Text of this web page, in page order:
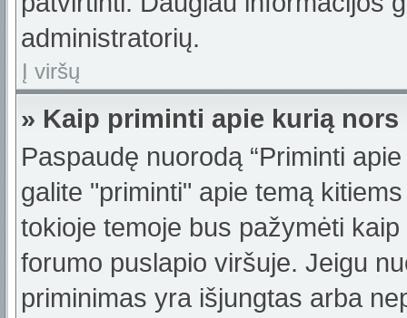
administratorių.
Į viršų
» Kaip priminti apie kurią nors
Paspaudę nuorodą “Priminti
galite "priminti" apie temą
tokioje temoje bus pažymėti
forumo puslapio viršuje. Jeigu
priminimas yra išjungtas arba